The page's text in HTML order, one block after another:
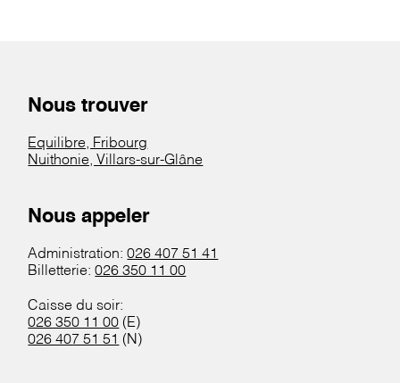
Nous trouver
Equilibre, Fribourg
Nuithonie, Villars-sur-Glâne
Nous appeler
Administration:026 407 51 41
Billetterie:026 350 11 00
Caisse du soir:
026 350 11 00 (E)
026 407 51 51 (N)